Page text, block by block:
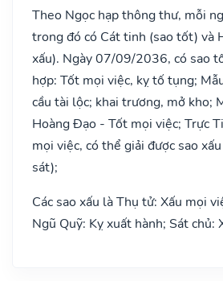
Theo Ngọc hạp thông thư, mỗi
trong đó có Cát tinh (sao tốt) và
xấu). Ngày 07/09/2036, có sao
hợp: Tốt mọi việc, kỵ tố tụng;
cầu tài lộc; khai trương, mở kho;
Hoàng Đạo - Tốt mọi việc; Trực
mọi việc, có thể giải được sao
sát);
Các sao xấu là Thụ tử: Xấu mọi
Ngũ Quỹ: Kỵ xuất hành; Sát chủ: